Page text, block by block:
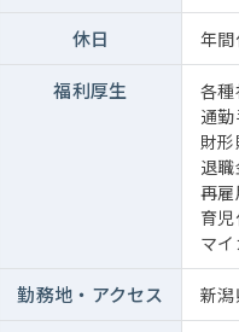
休日 年間
福利厚生
各
通
財
退職
再雇
育
マイ
勤務地・ アクセス 新